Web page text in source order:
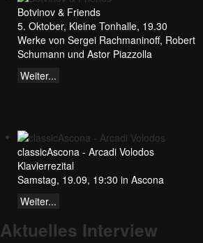
Botvinov & Friends
5. Oktober, Kleine Tonhalle, 19.30
Werke von Sergei Rachmaninoff, Robert
Schumann und Astor Piazzolla
Weiter...
classicAscona - Arcadi Volodos
Klavierrezital
Samstag, 19.09, 19:30 in Ascona
Weiter...
Aktuelles Interview